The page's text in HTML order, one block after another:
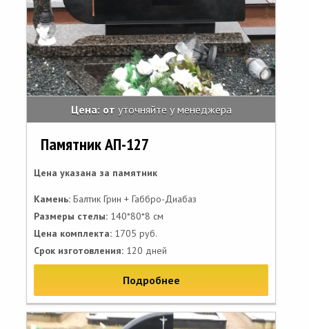
Цена: от уточняйте у менеджера
Памятник АП-127
Цена указана за памятник
Камень: Балтик Грин + Габбро-Диабаз
Размеры стелы: 140*80*8 см
Цена комплекта: 1705 руб.
Срок изготовления: 120 дней
Подробнее